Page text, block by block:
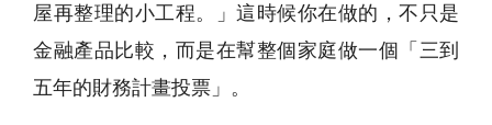
屋再整理的小工程。」這時候你在做的，不只是
金融產品比較，而是在幫整個家庭做一個「三到
五年的財務計畫投票」。